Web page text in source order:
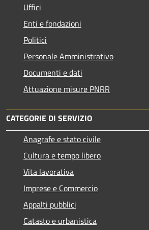
Uffici
Enti e fondazioni
Politici
Personale Amministrativo
Documenti e dati
Attuazione misure PNRR
CATEGORIE DI SERVIZIO
Anagrafe e stato civile
Cultura e tempo libero
Vita lavorativa
Imprese e Commercio
Appalti pubblici
Catasto e urbanistica